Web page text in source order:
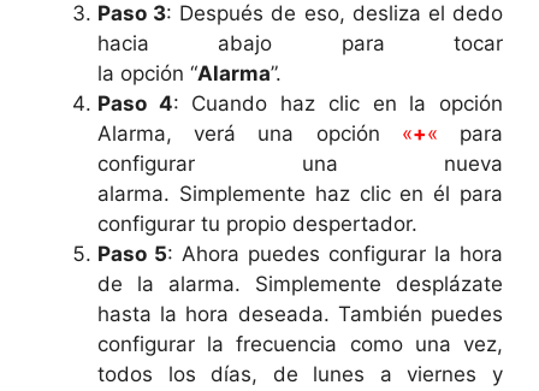
Paso 3: Después de eso, desliza el dedo
hacia abajo para tocar
la opción “Alarma”.
Paso 4: Cuando haz clic en la opción
Alarma, verá una opción «+« para
configurar una nueva
alarma. Simplemente haz clic en él para
configurar tu propio despertador.
Paso 5: Ahora puedes configurar la hora
de la alarma. Simplemente desplázate
hasta la hora deseada. También puedes
configurar la frecuencia como una vez,
todos los días, de lunes a viernes y